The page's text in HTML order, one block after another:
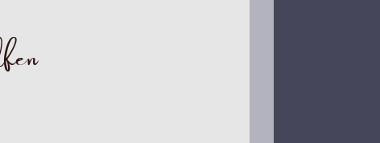
sich auf dem Weg
die Kraft zu entwickeln,